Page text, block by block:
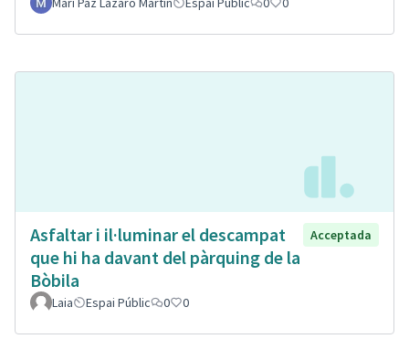
Asfaltar i il·luminar el descampat
que hi ha davant del pàrquing de la
Bòbila
Acceptada
Laia Espai Públic 0 0